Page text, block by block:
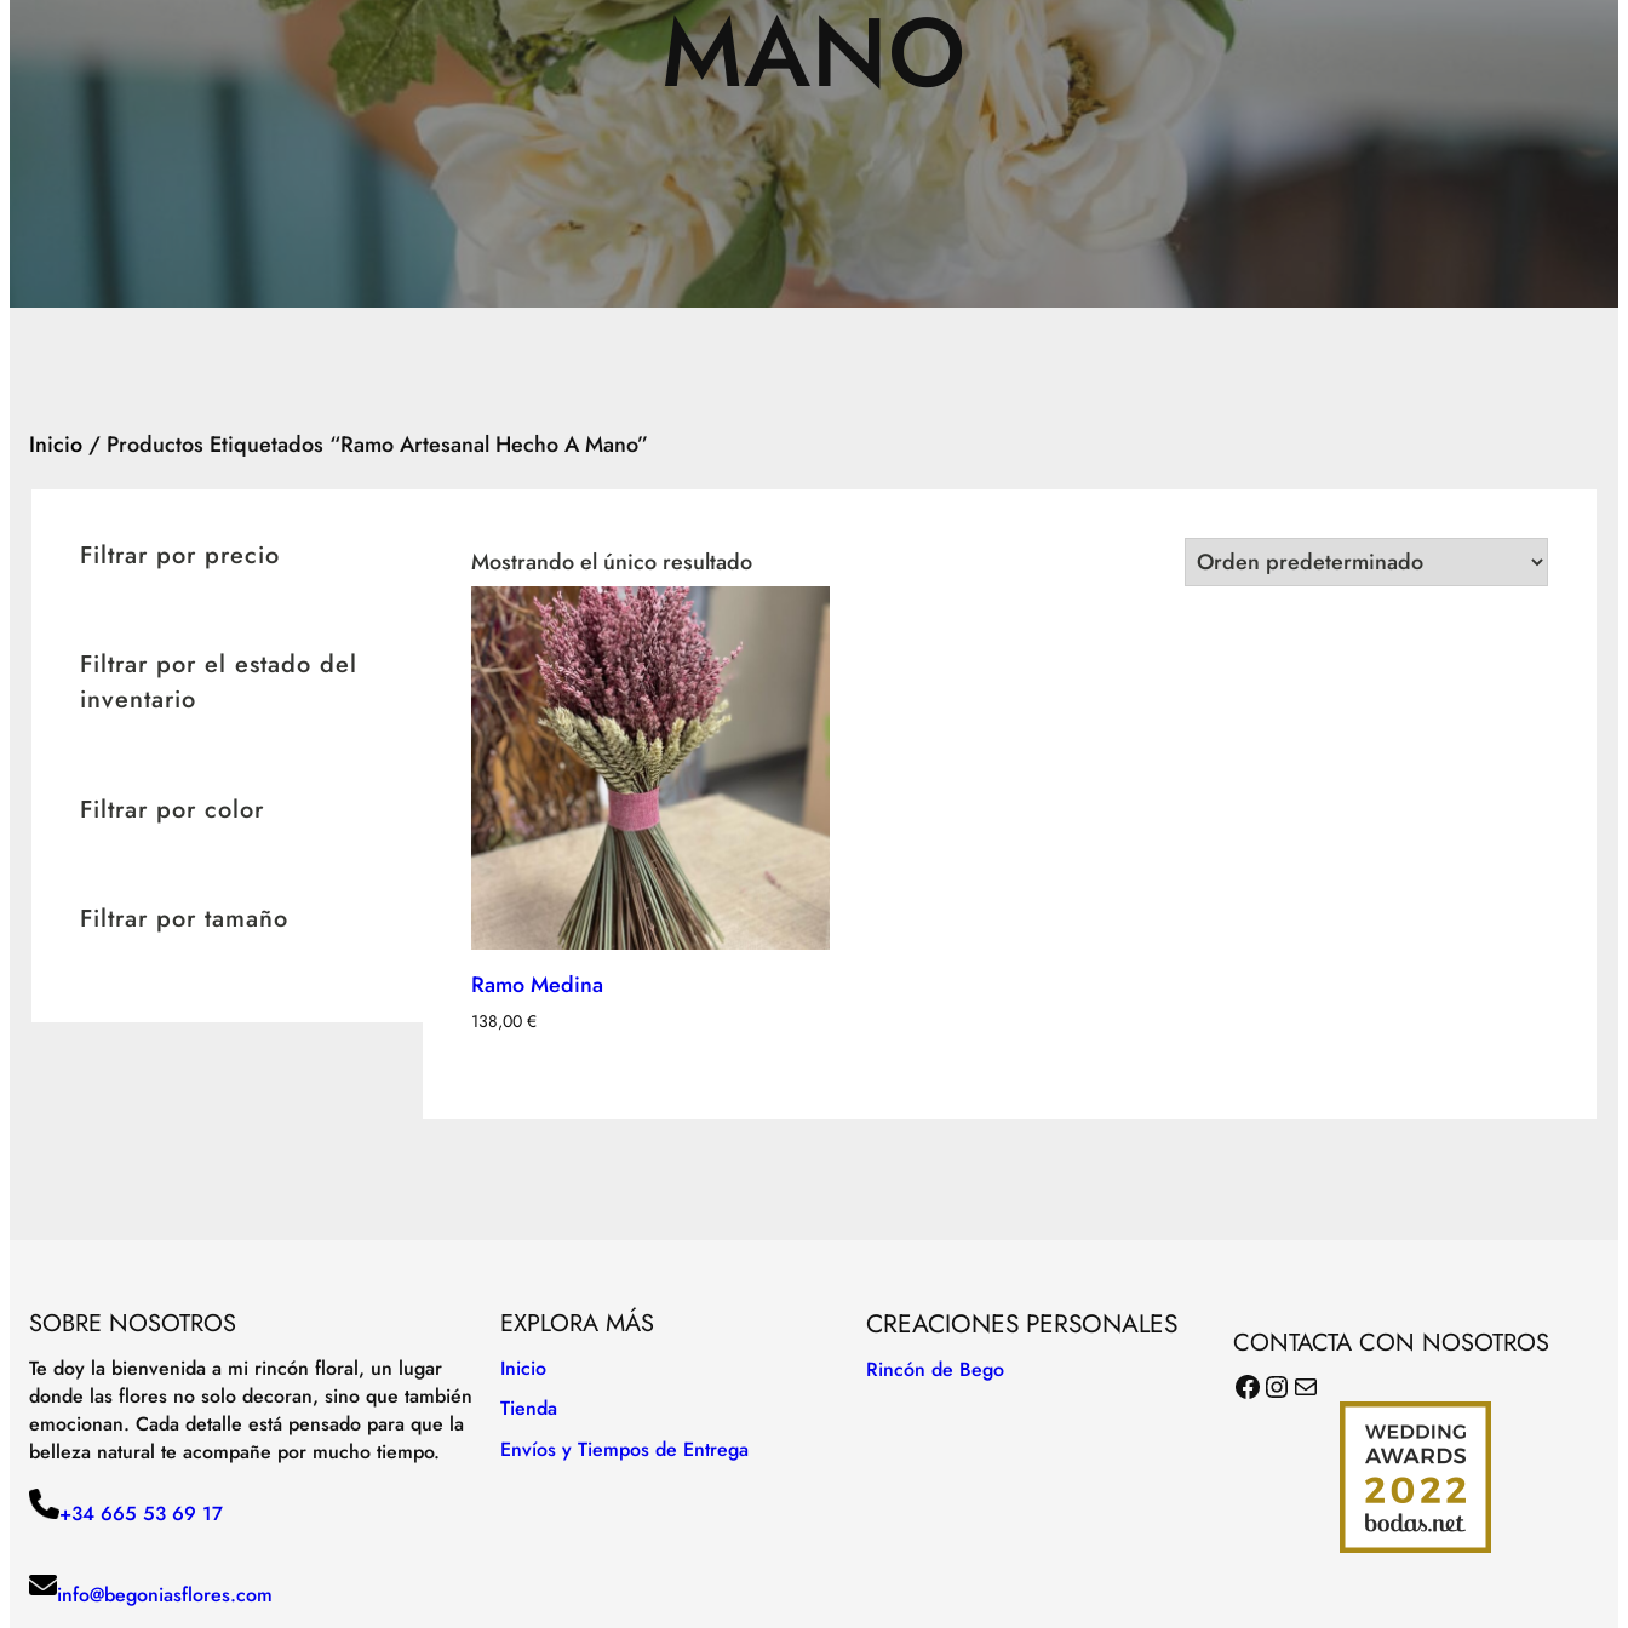
MANO
Inicio / Productos Etiquetados “ramo Artesanal Hecho A Mano”
Filtrar por precio
Filtrar por el estado del
inventario
Filtrar por color
Filtrar por tamaño
Mostrando el único resultado
Ramo Medina
138,00 €
SOBRE NOSOTROS
Te doy la bienvenida a mi rincón floral, un lugar
donde las flores no solo decoran, sino que también
emocionan. Cada detalle está pensado para que la
belleza natural te acompañe por mucho tiempo.
+34 665 53 69 17
info@begoniasflores.com
EXPLORA MÁS
Inicio
Tienda
Envíos y Tiempos de Entrega
CREACIONES PERSONALES
Rincón de Bego
CONTACTA CON NOSOTROS
Facebook Instagram Correo electrónico